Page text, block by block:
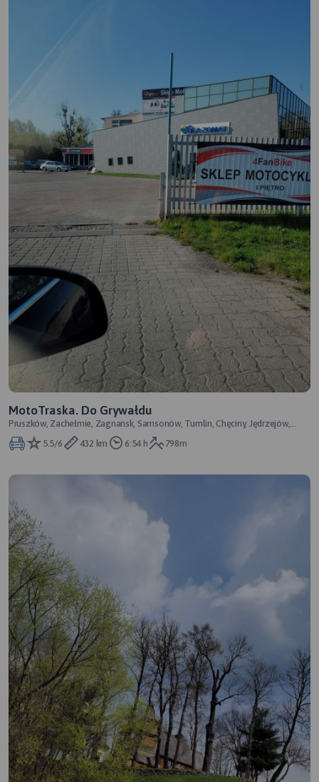
MotoTraska. Do Grywałdu
Pruszków, Zachełmie, Zagnansk, Samsonów, Tumlin, Chęciny, Jędrzejów,
Wiślica, Grywałd
5.5/6
432 km 6:54 h 798m